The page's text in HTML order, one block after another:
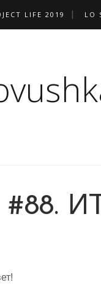
LIFE 2019 LO
#88.